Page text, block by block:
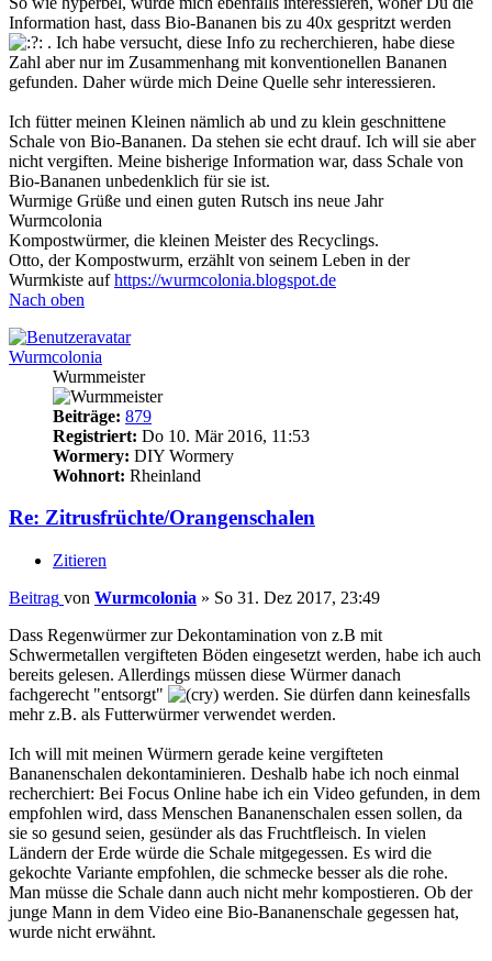
Information hast, dass Bio-Bananen bis zu 40x gespritzt werden
. Ich habe versucht, diese Info zu recherchieren, habe diese
Zahl aber nur im Zusammenhang mit konventionellen Bananen
gefunden. Daher würde mich Deine Quelle sehr interessieren.
Ich fütter meinen Kleinen nämlich ab und zu klein geschnittene
Schale von Bio-Bananen. Da stehen sie echt drauf. Ich will sie aber
nicht vergiften. Meine bisherige Information war, dass Schale von
Bio-Bananen unbedenklich für sie ist.
Wurmige Grüße und einen guten Rutsch ins neue Jahr
Wurmcolonia
Kompostwürmer, die kleinen Meister des Recyclings.
Otto, der Kompostwurm, erzählt von seinem Leben in der
Wurmkiste aufhttps://wurmcolonia.blogspot.de
Nach oben
Wurmcolonia
Wurmmeister
Beiträge: 879
Registriert: Do 10. Mär 2016, 11:53
Wormery: DIY Wormery
Wohnort: Rheinland
Re: Zitrusfrüchte/Orangenschalen
Zitieren
Beitrag von Wurmcolonia » So 31. Dez 2017, 23:49
Dass Regenwürmer zur Dekontamination von z.B mit
Schwermetallen vergifteten Böden eingesetzt werden, habe ich auch
bereits gelesen. Allerdings müssen diese Würmer danach
fachgerecht "entsorgt"
werden. Sie dürfen dann keinesfalls
mehr z.B. als Futterwürmer verwendet werden.
Ich will mit meinen Würmern gerade keine vergifteten
Bananenschalen dekontaminieren. Deshalb habe ich noch einmal
recherchiert: Bei Focus Online habe ich ein Video gefunden, in dem
empfohlen wird, dass Menschen Bananenschalen essen sollen, da
sie so gesund seien, gesünder als das Fruchtfleisch. In vielen
Ländern der Erde würde die Schale mitgegessen. Es wird die
gekochte Variante empfohlen, die schmecke besser als die rohe.
Man müsse die Schale dann auch nicht mehr kompostieren. Ob der
junge Mann in dem Video eine Bio-Bananenschale gegessen hat,
wurde nicht erwähnt.